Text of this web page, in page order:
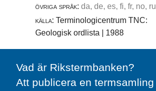
övriga språk: da, de, es, fi, fr, no, ru
källa: Terminologicentrum TNC:
Geologisk ordlista | 1988
Vad är Rikstermbanken?
Att publicera en termsamling